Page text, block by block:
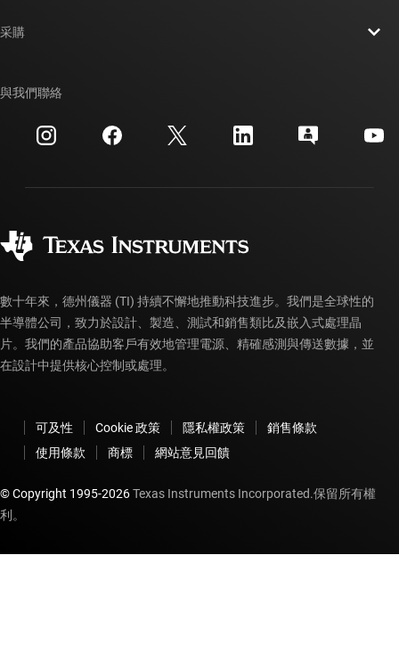
投資人關系
製造
交互參考搜索
客戶支援中心
myTI 帳戶常見問題解答
采購
訂購 FAQ
與我們聯絡
數十年來，德州儀器 (TI) 持續不懈地推動科技進步。我們是全球性的
半導體公司，致力於設計、製造、測試和銷售類比及嵌入式處理晶
片。我們的產品協助客戶有效地管理電源、精確感測與傳送數據，並
在設計中提供核心控制或處理。
可及性 Cookie 政策 隱私權政策
銷售條款
使用條款
商標 網站意見回饋
© Copyright 1995-2026Texas Instruments Incorporated.保留所有權
利。